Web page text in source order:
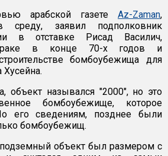
арабской газете Az-Zaman,
среду, заявил подполковник
в отставке Рисад Василич,
в конце 70-х годов и
бомбоубежища для
объект назывался "2000", но это
бомбоубежище, которое
его сведениям, позднее были
бомбоубежищ.
подземный объект был размером с